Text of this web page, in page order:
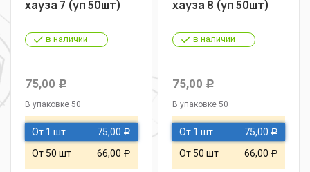
хауза 7 (уп 50шт)
в наличии
75,00 Р
В упаковке 50
От 1 шт 75,00 Р
От 50 шт 66,00 Р
хауза 8 (уп 50шт)
в наличии
75,00 Р
В упаковке 50
От 1 шт 75,00 Р
От 50 шт 66,00 Р